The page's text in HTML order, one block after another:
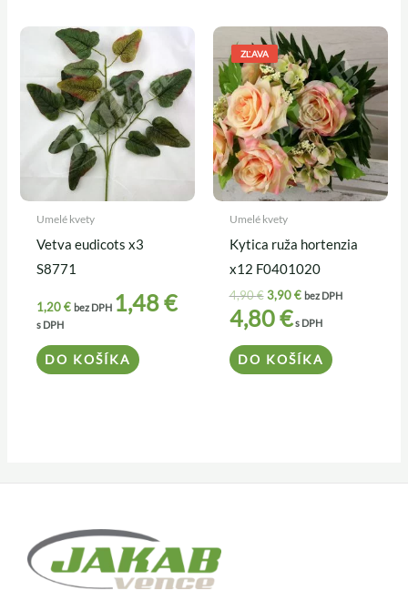
Umelé kvety
Vetva eudicots x3
S8771
1,20€ bez DPH 1,48€
s DPH
DO KOŠÍKA
ZĽAVA
Umelé kvety
Kytica ruža hortenzia
x12 F0401020
4,90€
Pôvodná
cena
bola:
4,90 €.
3,90€
Aktuálna
cena
je:
3,90 €.
bez DPH
4,80€s DPH
DO KOŠÍKA